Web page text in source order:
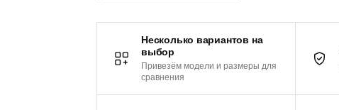
Несколько вариантов на
выбор
Привезём модели и размеры для
сравнения